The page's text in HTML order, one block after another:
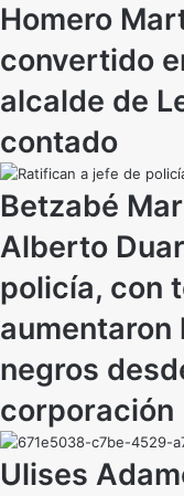
Homero
convertido
alcalde de
contado
Betzabé
Alberto
policía, con
negros
corporación
Ulises